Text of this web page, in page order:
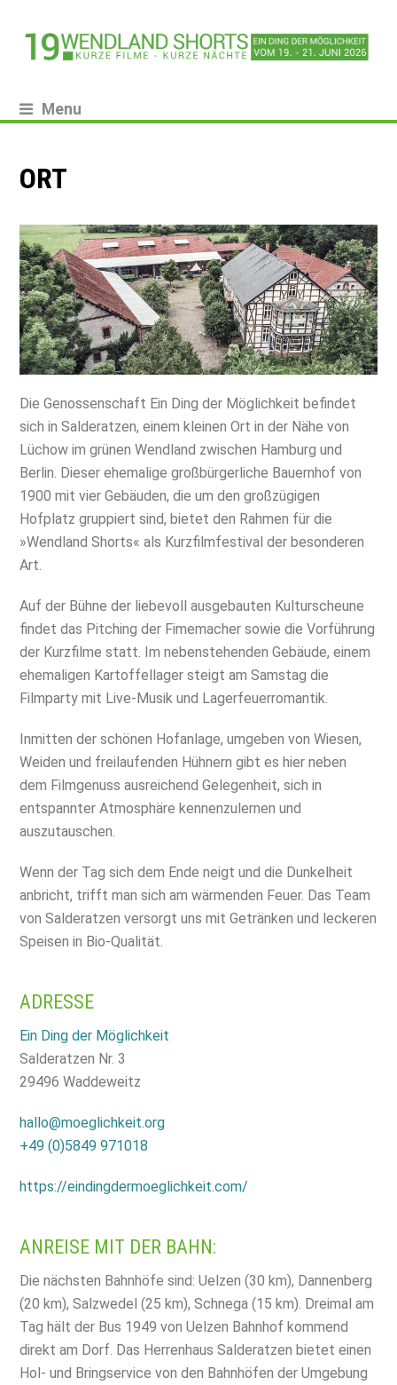
Menu
ORT
Die Genossenschaft Ein Ding der Möglichkeit befindet
sich in Salderatzen, einem kleinen Ort in der Nähe von
Lüchow im grünen Wendland zwischen Hamburg und
Berlin. Dieser ehemalige großbürgerliche Bauernhof von
1900 mit vier Gebäuden, die um den großzügigen
Hofplatz gruppiert sind, bietet den Rahmen für die
»Wendland Shorts« als Kurzfilmfestival der besonderen
Art.
Auf der Bühne der liebevoll ausgebauten Kulturscheune
findet das Pitching der Fimemacher sowie die Vorführung
der Kurzfilme statt. Im nebenstehenden Gebäude, einem
ehemaligen Kartoffellager steigt am Samstag die
Filmparty mit Live-Musik und Lagerfeuerromantik.
Inmitten der schönen Hofanlage, umgeben von Wiesen,
Weiden und freilaufenden Hühnern gibt es hier neben
dem Filmgenuss ausreichend Gelegenheit, sich in
entspannter Atmosphäre kennenzulernen und
auszutauschen.
Wenn der Tag sich dem Ende neigt und die Dunkelheit
anbricht, trifft man sich am wärmenden Feuer. Das Team
von Salderatzen versorgt uns mit Getränken und leckeren
Speisen in Bio-Qualität.
ADRESSE
Ein Ding der Möglichkeit
Salderatzen Nr. 3
29496 Waddeweitz
hallo@moeglichkeit.org
+49 (0)5849 971018
https://eindingdermoeglichkeit.com/
ANREISE MIT DER BAHN:
Die nächsten Bahnhöfe sind: Uelzen (30 km), Dannenberg
(20 km), Salzwedel (25 km), Schnega (15 km). Dreimal am
Tag hält der Bus 1949 von Uelzen Bahnhof kommend
direkt am Dorf. Das Herrenhaus Salderatzen bietet einen
Hol- und Bringservice von den Bahnhöfen der Umgebung